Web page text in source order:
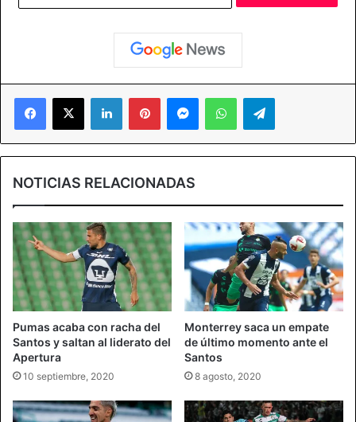
NOTICIAS RELACIONADAS
Pumas acaba con racha del
Santos y saltan al liderato del
Apertura
10 septiembre, 2020
Monterrey saca un empate
de último momento ante el
Santos
8 agosto, 2020